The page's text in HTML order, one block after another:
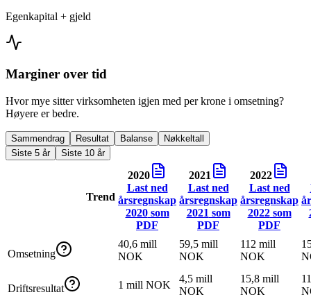
Egenkapital + gjeld
Marginer over tid
Hvor mye sitter virksomheten igjen med per krone i omsetning?
Høyere er bedre.
Sammendrag Resultat Balanse
Nøkkeltall
Siste 5 år
Siste 10 år
Trend
2020
Last ned
årsregnskap
2020som
PDF
2021
Last ned
årsregnskap
2021 som
PDF
2022
Last ned
årsregnskap
2022som
PDF
Omsetning
40,6 mill
NOK
59,5 mill
NOK
112 mill
NOK
Driftsresultat 1 mill NOK
4,5 mill
NOK
15,8 mill
NOK